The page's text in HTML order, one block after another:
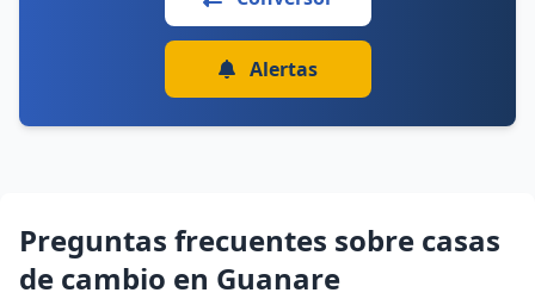
Alertas
Preguntas frecuentes sobre casas
de cambio en Guanare